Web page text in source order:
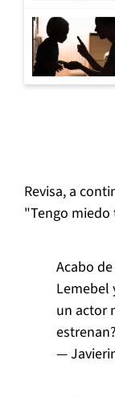
Revisa, a
"Tengo
Acabo
Lemebel
un actor
—